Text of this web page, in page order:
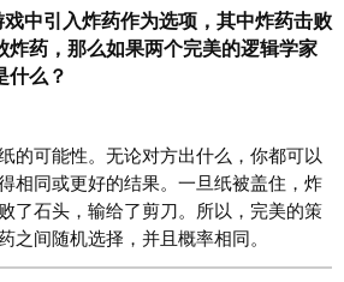
中引入炸药作为选项，其中炸药击败
炸药，那么如果两个完美的逻辑学家
什么？
的可能性。无论对方出什么，你都可以
相同或更好的结果。一旦纸被盖住，炸
了石头，输给了剪刀。所以，完美的策
之间随机选择，并且概率相同。